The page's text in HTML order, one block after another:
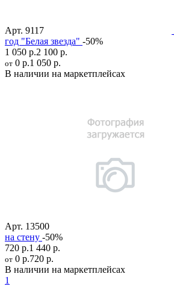
Арт. 9117
год "Белая звезда" -50%
1 050 р.2 100 р.
от 0 р.1 050 р.
В наличии на маркетплейсах
Арт. 13500
на стену -50%
720 р.1 440 р.
от 0 р.720 р.
В наличии на маркетплейсах
1